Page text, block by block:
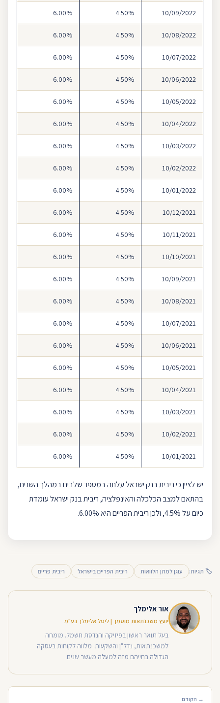
10/09/2022
4.50%
6.00%
10/08/2022
4.50%
6.00%
10/07/2022
4.50%
6.00%
10/06/2022
4.50%
6.00%
10/05/2022
4.50%
6.00%
10/04/2022
4.50%
6.00%
10/03/2022
4.50%
6.00%
10/02/2022
4.50%
6.00%
10/01/2022
4.50%
6.00%
10/12/2021
4.50%
6.00%
10/11/2021
4.50%
6.00%
10/10/2021
4.50%
6.00%
10/09/2021
4.50%
6.00%
10/08/2021
4.50%
6.00%
10/07/2021
4.50%
6.00%
10/06/2021
4.50%
6.00%
10/05/2021
4.50%
6.00%
10/04/2021
4.50%
6.00%
10/03/2021
4.50%
6.00%
10/02/2021
4.50%
6.00%
10/01/2021
4.50%
6.00%
יש לציין כיריבית בנק ישראלעלתה במספר שלבים במהלך השנים,
בהתאם למצב הכלכלה והאינפלציה, ריבית בנק ישראל עומדת
כיום על 4.5%, ולכן ריבית הפריים היא 6.00%.
🏷 תגיות: עוגן למתן הלוואות ריבית הפריים בישראל ריבית פריים
אור אלימלך
יועץ משכנתאות מוסמך | ליטל אלימלך בע"מ
בעל תואר ראשון בפיזיקה והנדסת חשמל. מומחה
למשכנתאות, נדל"ן והשקעות. מלווה לקוחות בעסקה
הגדולה בחייהם מזה למעלה מעשר שנים.
→ הקודם